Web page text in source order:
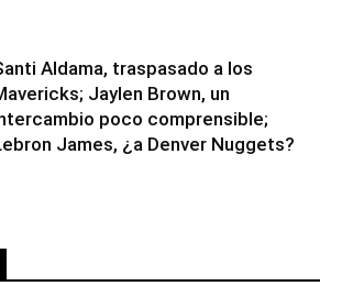
Aldama, traspasado a los
Jaylen Brown, un
poco comprensible;
James, ¿a Denver Nuggets?